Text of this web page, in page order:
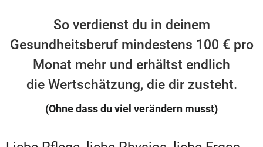
So verdienst du in deinem
Gesundheitsberuf mindestens 100 € pro
Monat mehr und erhältst endlich
die Wertschätzung, die dir zusteht.
(Ohne dass du viel verändern musst)